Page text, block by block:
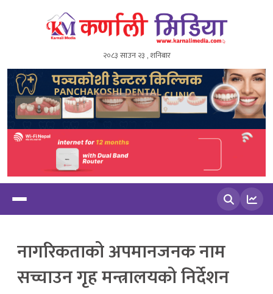
२०८३ साउन २३ , शनिबार
नागरिकताको अपमानजनक नाम
सच्चाउन गृह मन्त्रालयको निर्देशन